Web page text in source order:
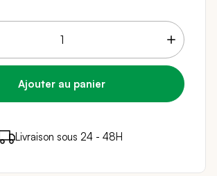
fidélité ( 0,02 € en achetant ce
Livraison sous 24 - 48H
Paiement sécurisé